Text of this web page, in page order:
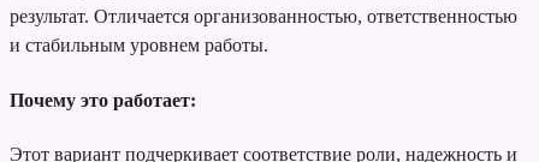
результат. Отличается организованностью, ответственностью
и стабильным уровнем работы.
Почему это работает:
Этот вариант подчеркивает соответствие роли, надежность и